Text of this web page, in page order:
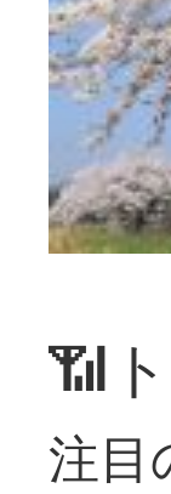
📶
注目